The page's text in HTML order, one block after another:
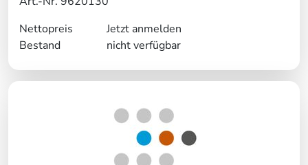
Nettopreis
Jetzt anmelden
Bestand
nicht verfügbar